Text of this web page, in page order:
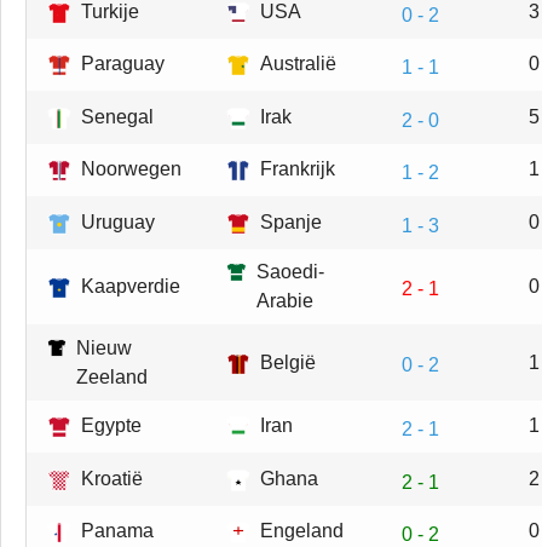
Turkije USA 0 - 2
Paraguay Australië 1 - 1
Senegal Irak 2 - 0
Noorwegen Frankrijk 1 - 2
Uruguay Spanje 1 - 3
Kaapverdie
Saoedi-
Arabie
2 - 1
Nieuw
Zeeland
België 0 - 2
Egypte Iran 2 - 1
Kroatië Ghana 2 - 1
Panama Engeland 0 - 2